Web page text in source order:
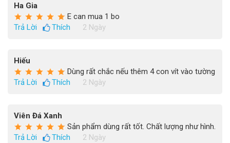
Ha Gia
E can mua 1 bo
Trả Lời
Thích 2 Ngày
Hiếu
Dùng rất chắc nếu thêm 4 con vít vào tường
Trả Lời
Thích 2 Ngày
Viên Đá Xanh
Sản phẩm dùng rất tốt. Chất lượng như hình.
Trả Lời
Thích 2 Ngày